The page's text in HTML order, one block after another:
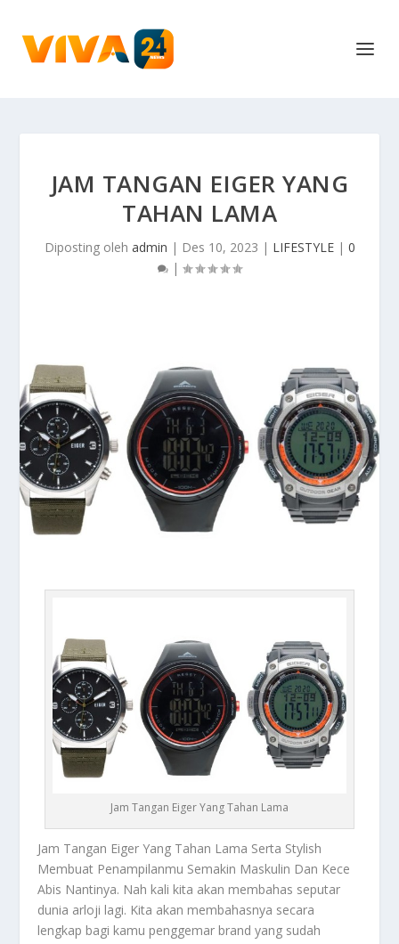
JAM TANGAN EIGER YANG
TAHAN LAMA
Diposting oleh admin | Des 10, 2023 | LIFESTYLE| 0
|
Jam Tangan Eiger Yang Tahan Lama
Jam Tangan Eiger Yang Tahan Lama Serta Stylish
Membuat Penampilanmu Semakin Maskulin Dan Kece
Abis Nantinya. Nah kali kita akan membahas seputar
dunia arloji lagi. Kita akan membahasnya secara
lengkap bagi kamu penggemar brand yang sudah